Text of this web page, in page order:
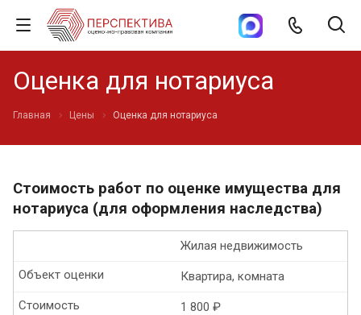
Оценка для нотариуса
Главная Цены Оценка для нотариуса
Стоимость работ по оценке имущества для
нотариуса (для оформления наследства)
Жилая недвижимость
Квартира, комната
Объект оценки
1 800 ₽
Стоимость